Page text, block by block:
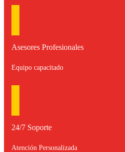
Asesores Profesionales
Equipo capacitado
24/7 Soporte
Atención Personalizada